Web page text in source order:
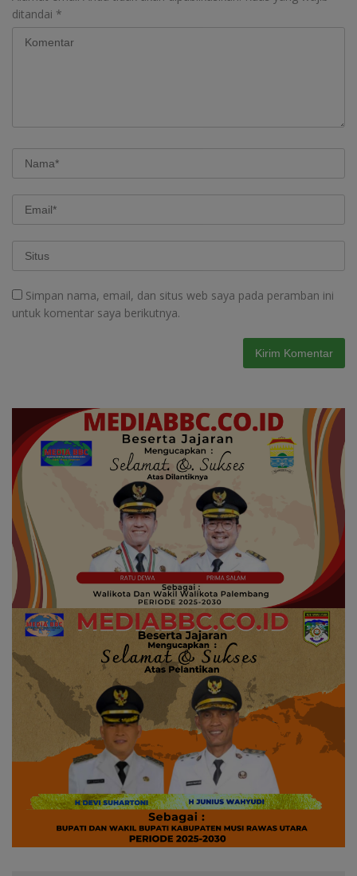
ditandai *
Simpan nama, email, dan situs web saya pada peramban ini
untuk komentar saya berikutnya.